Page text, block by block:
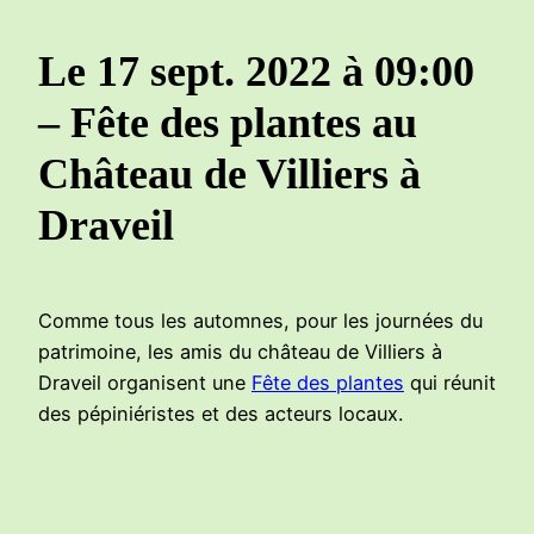
Le 17 sept. 2022 à 09:00
– Fête des plantes au
Château de Villiers à
Draveil
Comme tous les automnes, pour les journées du
patrimoine, les amis du château de Villiers à
Draveil organisent une Fête des plantes qui réunit
des pépiniéristes et des acteurs locaux.